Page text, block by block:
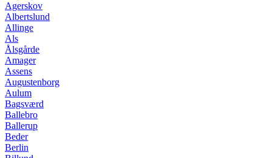
Agerskov
Albertslund
Allinge
Als
Ålsgårde
Amager
Assens
Augustenborg
Aulum
Bagsværd
Ballebro
Ballerup
Beder
Berlin